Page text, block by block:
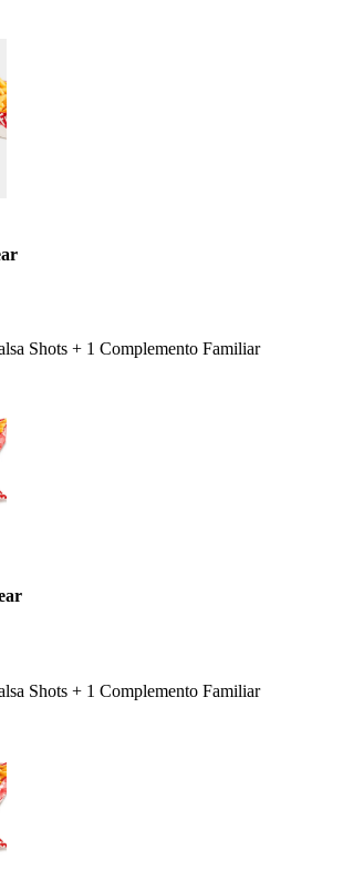
Shots + 1 Complemento Familiar
Shots + 1 Complemento Familiar